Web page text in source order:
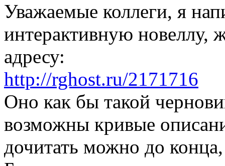
Уважаемые коллеги, я
интерактивную новеллу,
адресу:
http://rghost.ru/2171716
Оно как бы такой
возможны кривые
дочитать можно до